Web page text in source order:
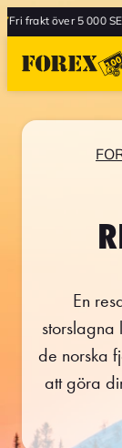
5 000 SEK
En
de norska
att göra